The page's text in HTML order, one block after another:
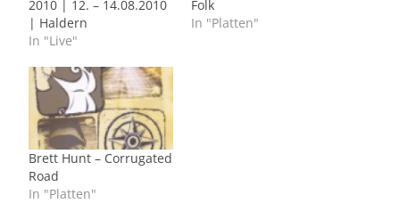
2010 | 12. – 14.08.2010
| Haldern
In "Live"
Folk
In "Platten"
Brett Hunt – Corrugated
Road
In "Platten"